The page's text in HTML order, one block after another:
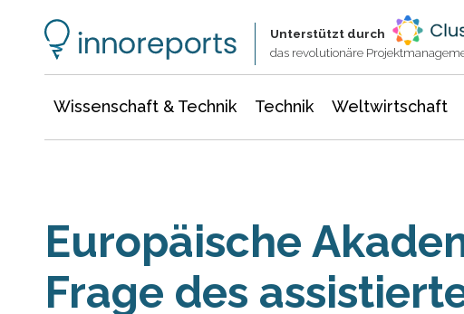
Unterstützt durch
das revolutionäre
Wissenschaft & Technik Technik Weltwirtschaft
Europäische
Frage des